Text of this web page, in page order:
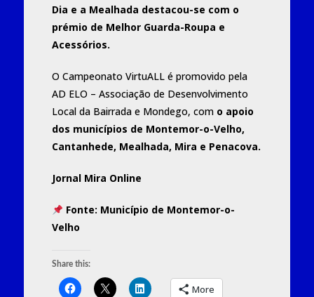
Dia e a Mealhada destacou-se com o
prémio de Melhor Guarda-Roupa e
Acessórios.
O Campeonato VirtuALL é promovido pela
AD ELO – Associação de Desenvolvimento
Local da Bairrada e Mondego, com o apoio
dos municípios de Montemor-o-Velho,
Cantanhede, Mealhada, Mira e Penacova.
Jornal Mira Online
Fonte: Município de Montemor-o-
Velho
Share this:
More